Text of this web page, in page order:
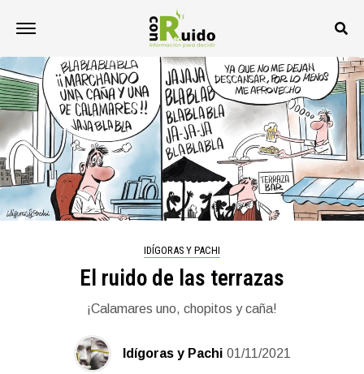
IDÍGORAS Y PACHI
El ruido de las terrazas
¡Calamares uno, chopitos y caña!
Idígoras y Pachi 01/11/2021